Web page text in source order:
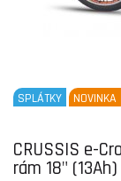
SPLÁTKY NOVINKA
CRUSSIS e-
rám 18" (13Ah)